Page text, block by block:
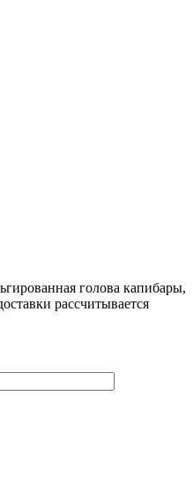
голова капибары,
рассчитывается